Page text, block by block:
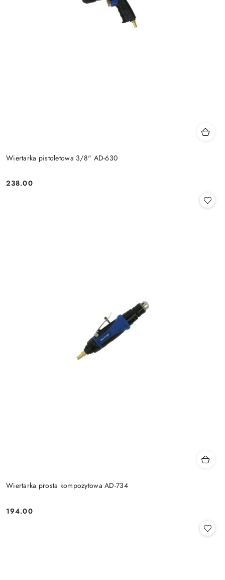
Wiertarka pistoletowa 3/8" AD-630
Cena:
238.00
Wiertarka prosta kompozytowa AD-734
Cena:
194.00